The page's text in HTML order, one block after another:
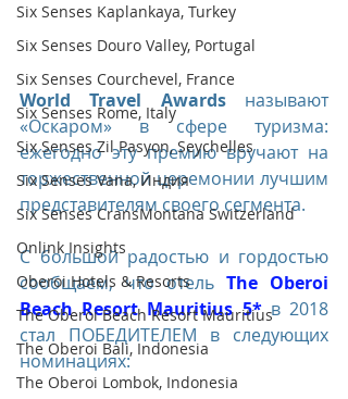
Six Senses Kaplankaya, Turkey
Six Senses Douro Valley, Portugal
Six Senses Courchevel, France
Six Senses Rome, Italy
Six Senses Zil Pasyon, Seychelles
Six Senses Vana, Индия
Six Senses CransMontana Switzerland
Onlink Insights
Oberoi Hotels & Resorts
The Oberoi Beach Resort Mauritius
The Oberoi Bali, Indonesia
The Oberoi Lombok, Indonesia
World Travel Awards называют
«Оскаром» в сфере туризма:
ежегодно эту премию вручают на
торжественной церемонии лучшим
представителям своего сегмента.
С большой радостью и гордостью
сообщаем, что отель The Oberoi
Beach Resort Mauritius 5* в 2018
стал ПОБЕДИТЕЛЕМ в следующих
номинациях: